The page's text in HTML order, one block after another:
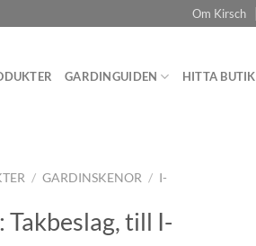
Om Kirsch
GARDINGUIDEN HITTA BUTIK
/ GARDINSKENOR / I-
till I-